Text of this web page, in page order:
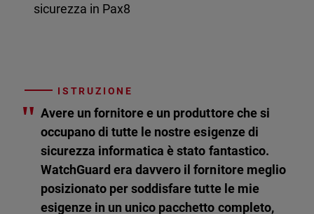
sicurezza in Pax8
ISTRUZIONE
" Avere un fornitore e un produttore che si
occupano di tutte le nostre esigenze di
sicurezza informatica è stato fantastico.
WatchGuard era davvero il fornitore meglio
posizionato per soddisfare tutte le mie
esigenze in un unico pacchetto completo,